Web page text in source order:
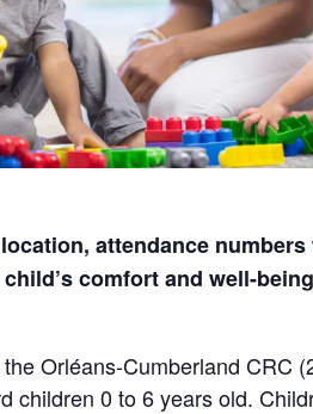
attendance
comfort and well-
the Orléans-Cumberland
children 0 to 6 years old.